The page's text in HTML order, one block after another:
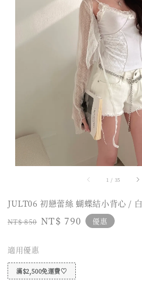
1 / 35
JULT06 初戀蕾絲 蝴蝶結小背心 / 白
Regular
NT$ 850 Sale
NT$ 790 優惠
適用優惠
滿$2,500免運費♡